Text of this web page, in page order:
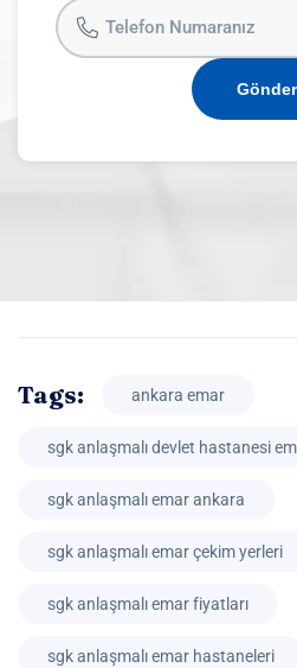
Gönder
Tags: ankara emar
sgk anlaşmalı devlet hastanesi
sgk anlaşmalı emar ankara
sgk anlaşmalı emar çekim yerleri
sgk anlaşmalı emar fiyatları
sgk anlaşmalı emar hastaneleri